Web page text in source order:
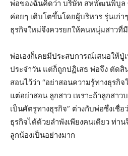
พ่อของฉันคิดว่า บริษัท สหพัฒนพิบูล
ค่อยๆ เติบโตขึ้นโดยผู้บริหาร รุ่นเก่า
ธุรกิจใหม่จึงควรยกให้คนหนุ่มสาวที่
พ่อเองก็เคยมีประสบการณ์เสนอให้
ประจําวัน แต่ก็ถูกปฏิเสธ พ่อจึง ตัดสิ
สอนไว้ว่า “อย่าสอนความรู้ทางธุรกิ
แต่อย่าสอน ลูกสาว เพราะถ้าลูกสาว
เป็นศัตรูทางธุรกิจ” ต่างกับพ่อซึ่งเชื่อ
ธุรกิจได้ด้วยลำพังเพียงคนเดียว ท่า
ลูกน้องเป็นอย่างมาก